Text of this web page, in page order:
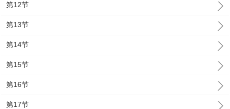
第12节
第13节
第14节
第15节
第16节
第17节